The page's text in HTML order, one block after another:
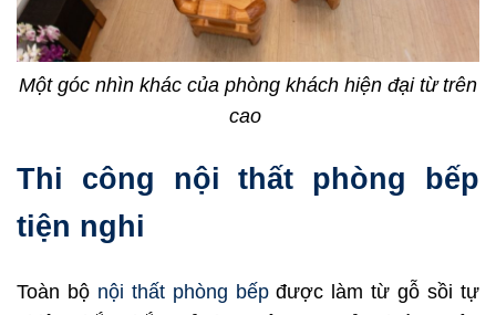
Một góc nhìn khác của phòng khách hiện đại từ trên
cao
Thi công nội thất phòng bếp
tiện nghi
Toàn bộ nội thất phòng bếpđược làm từ gỗ sồi tự